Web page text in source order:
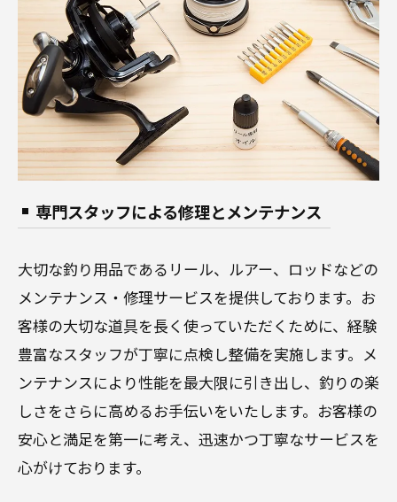
専門スタッフによる修理とメンテナンス
大切な釣り用品であるリール、ルアー、ロッドなどの
メンテナンス・修理サービスを提供しております。お
客様の大切な道具を長く使っていただくために、経験
豊富なスタッフが丁寧に点検し整備を実施します。メ
ンテナンスにより性能を最大限に引き出し、釣りの楽
しさをさらに高めるお手伝いをいたします。お客様の
安心と満足を第一に考え、迅速かつ丁寧なサービスを
心がけております。